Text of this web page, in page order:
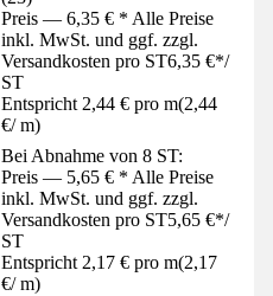
Preis — 6,35 € * Alle Preise
inkl. MwSt. und ggf. zzgl.
Versandkosten pro ST6,35 €*/
ST
Entspricht 2,44 € pro m(2,44
€/ m)
Bei Abnahme von 8 ST:
Preis — 5,65 € * Alle Preise
inkl. MwSt. und ggf. zzgl.
Versandkosten pro ST5,65 €*/
ST
Entspricht 2,17 € pro m(2,17
€/ m)